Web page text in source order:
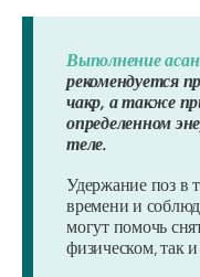
Выполнение
рекомендуется
чакр, а также
определенном
теле.
Удержание поз в
времени и
могут помочь
физическом, так